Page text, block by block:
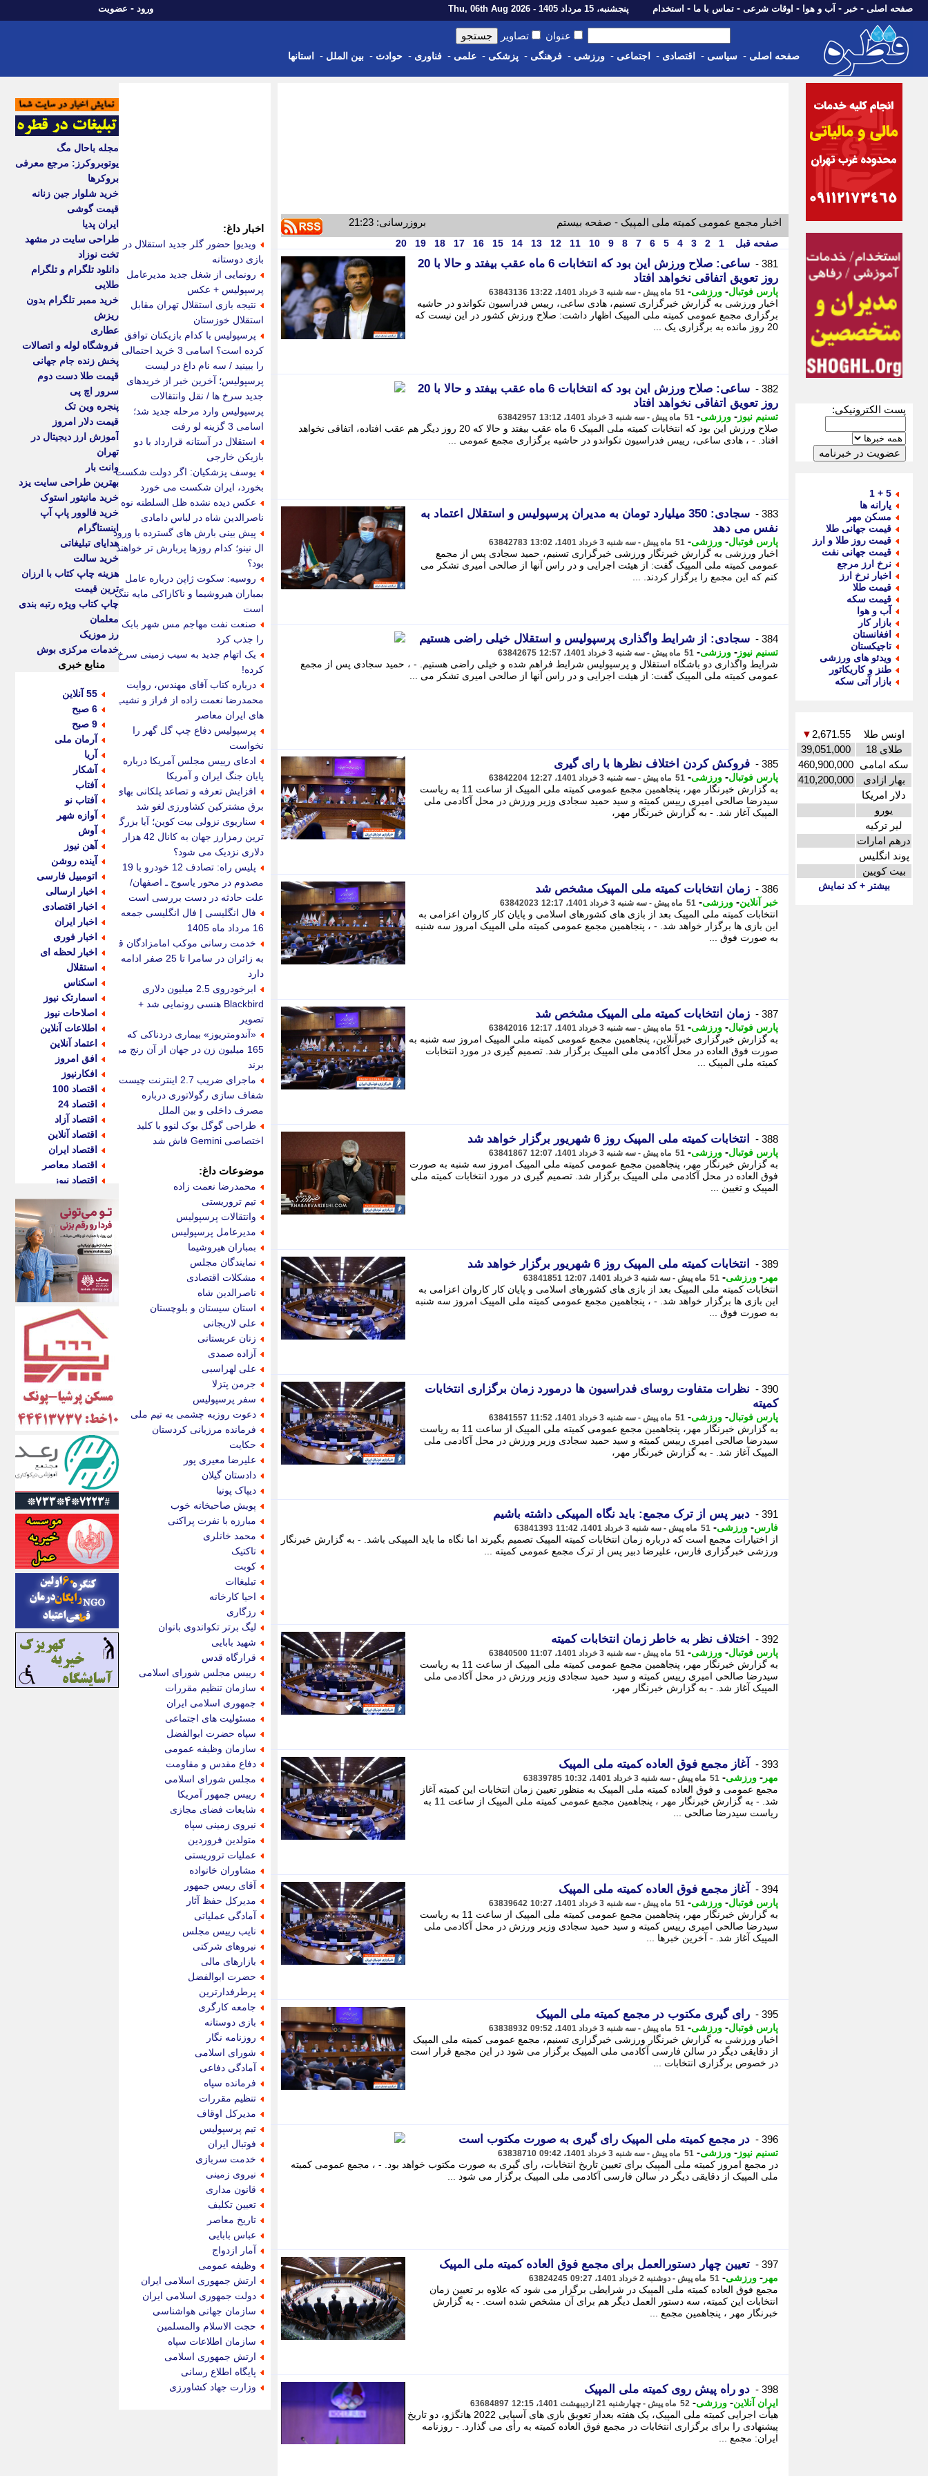
صفحه اصلی - خبر - آب و هوا - اوقات شرعی - تماس با ما - استخدام پنجشنبه، 15 مرداد 1405 - Thu, 06th Aug 2026 ورود - عضویت
عنوان تصاویر
صفحه اصلی - سیاسی - اقتصادی - اجتماعی - ورزشی - فرهنگی - پزشکی - علمی - فناوری - حوادث - بین الملل - استانها
پست الکترونیکی:
5 + 1
یارانه ها
مسکن مهر
قیمت جهانی طلا
قیمت روز طلا و ارز
قیمت جهانی نفت
نرخ ارز مرجع
اخبار نرخ ارز
قیمت طلا
قیمت سکه
آب و هوا
بازار کار
افغانستان
تاجیکستان
ویدئو های ورزشی
طنز و کاریکاتور
بازار آتی سکه
اونس طلا 2,671.55
▼
طلای 18
39,051,000
سکه امامی 460,900,000
بهار ازادی
410,200,000
دلار امریکا
یورو
لیر ترکیه
درهم امارات
پوند انگلیس
بیت کویین
بیشتر + کد نمایش
اخبار مجمع عمومی کمیته ملی المپیک - صفحه بیستم بروزرسانی: 21:23
صفحه قبل 1
2
3
4
5
6
7
8
9
10
11
12
13
14
15
16
17
18
19
20
381 -
ساعی: صلاح ورزش این بود که انتخابات 6 ماه عقب بیفتد و حالا با 20
روز تعویق اتفاقی نخواهد افتاد
پارس فوتبال- ورزشی- 51 ماه پیش - سه شنبه 3 خرداد 1401، 13:22 63843136
اخبار ورزشی به گزارش خبرگزاری تسنیم، هادی ساعی، رییس فدراسیون تکواندو در حاشیه
برگزاری مجمع عمومی کمیته ملی المپیک اظهار داشت: صلاح ورزش کشور در این نیست که
20 روز مانده به برگزاری یک ...
382 -
ساعی: صلاح ورزش این بود که انتخابات 6 ماه عقب بیفتد و حالا با 20
روز تعویق اتفاقی نخواهد افتاد
تسنیم نیوز - ورزشی- 51 ماه پیش - سه شنبه 3 خرداد 1401، 13:12 63842957
صلاح ورزش این بود که انتخابات کمیته ملی المپیک 6 ماه عقب بیفتد و حالا که 20 روز دیگر هم عقب افتاده، اتفاقی نخواهد
افتاد. - ، هادی ساعی، رییس فدراسیون تکواندو در حاشیه برگزاری مجمع عمومی ...
383 -
سجادی: 350 میلیارد تومان به مدیران پرسپولیس و استقلال اعتماد به
نفس می دهد
پارس فوتبال- ورزشی- 51 ماه پیش - سه شنبه 3 خرداد 1401، 13:02 63842783
اخبار ورزشی به گزارش خبرنگار ورزشی خبرگزاری تسنیم، حمید سجادی پس از مجمع
عمومی کمیته ملی المپیک گفت: از هیئت اجرایی و در راس آنها از صالحی امیری تشکر می
کنم که این مجمع را برگزار کردند. ...
384 - سجادی: از شرایط واگذاری پرسپولیس و استقلال خیلی راضی هستیم
تسنیم نیوز - ورزشی- 51 ماه پیش - سه شنبه 3 خرداد 1401، 12:57 63842675
شرایط واگذاری دو باشگاه استقلال و پرسپولیس شرایط فراهم شده و خیلی راضی هستیم. - ، حمید سجادی پس از مجمع
عمومی کمیته ملی المپیک گفت: از هیئت اجرایی و در راس آنها از صالحی امیری تشکر می ...
385 - فروکش کردن اختلاف نظرها با رای گیری
پارس فوتبال- ورزشی- 51 ماه پیش - سه شنبه 3 خرداد 1401، 12:27 63842204
به گزارش خبرنگار مهر، پنجاهمین مجمع عمومی کمیته ملی المپیک از ساعت 11 به ریاست
سیدرضا صالحی امیری رییس کمیته و سید حمید سجادی وزیر ورزش در محل آکادمی ملی
المپیک آغاز شد. - به گزارش خبرنگار مهر،
386 - زمان انتخابات کمیته ملی المپیک مشخص شد
خبر آنلاین- ورزشی- 51 ماه پیش - سه شنبه 3 خرداد 1401، 12:17 63842023
انتخابات کمیته ملی المپیک بعد از بازی های کشورهای اسلامی و پایان کار کاروان اعزامی به
این بازی ها برگزار خواهد شد. - ، پنجاهمین مجمع عمومی کمیته ملی المپیک امروز سه شنبه
به صورت فوق ...
387 - زمان انتخابات کمیته ملی المپیک مشخص شد
پارس فوتبال- ورزشی- 51 ماه پیش - سه شنبه 3 خرداد 1401، 12:17 63842016
به گزارش خبرگزاری خبرآنلاین، پنجاهمین مجمع عمومی کمیته ملی المپیک امروز سه شنبه به
صورت فوق العاده در محل آکادمی ملی المپیک برگزار شد. تصمیم گیری در مورد انتخابات
کمیته ملی المپیک ...
388 - انتخابات کمیته ملی المپیک روز 6 شهریور برگزار خواهد شد
پارس فوتبال- ورزشی- 51 ماه پیش - سه شنبه 3 خرداد 1401، 12:07 63841867
به گزارش خبرنگار مهر، پنجاهمین مجمع عمومی کمیته ملی المپیک امروز سه شنبه به صورت
فوق العاده در محل آکادمی ملی المپیک برگزار شد. تصمیم گیری در مورد انتخابات کمیته ملی
المپیک و تغیین ...
389 - انتخابات کمیته ملی المپیک روز 6 شهریور برگزار خواهد شد
مهر - ورزشی- 51 ماه پیش - سه شنبه 3 خرداد 1401، 12:07 63841851
انتخابات کمیته ملی المپیک بعد از بازی های کشورهای اسلامی و پایان کار کاروان اعزامی به
این بازی ها برگزار خواهد شد. - ، پنجاهمین مجمع عمومی کمیته ملی المپیک امروز سه شنبه
به صورت فوق ...
390 -
نظرات متفاوت روسای فدراسیون ها درمورد زمان برگزاری انتخابات
کمیته
پارس فوتبال- ورزشی- 51 ماه پیش - سه شنبه 3 خرداد 1401، 11:52 63841557
به گزارش خبرنگار مهر، پنجاهمین مجمع عمومی کمیته ملی المپیک از ساعت 11 به ریاست
سیدرضا صالحی امیری رییس کمیته و سید حمید سجادی وزیر ورزش در محل آکادمی ملی
المپیک آغاز شد. - به گزارش خبرنگار مهر،
391 - دبیر پس از ترک مجمع: باید نگاه المپیکی داشته باشیم
فارس- ورزشی- 51 ماه پیش - سه شنبه 3 خرداد 1401، 11:42 63841393
از اختیارات مجمع است که درباره زمان انتخابات کمیته المپیک تصمیم بگیرند اما نگاه ما باید المپیکی باشد. - به گزارش خبرنگار
ورزشی خبرگزاری فارس، علیرضا دبیر پس از ترک مجمع عمومی کمیته ...
392 - اختلاف نظر به خاطر زمان انتخابات کمیته
پارس فوتبال- ورزشی- 51 ماه پیش - سه شنبه 3 خرداد 1401، 11:07 63840500
به گزارش خبرنگار مهر، پنجاهمین مجمع عمومی کمیته ملی المپیک از ساعت 11 به ریاست
سیدرضا صالحی امیری رییس کمیته و سید حمید سجادی وزیر ورزش در محل آکادمی ملی
المپیک آغاز شد. - به گزارش خبرنگار مهر،
393 - آغاز مجمع فوق العاده کمیته ملی المپیک
مهر - ورزشی- 51 ماه پیش - سه شنبه 3 خرداد 1401، 10:32 63839785
مجمع عمومی و فوق العاده کمیته ملی المپیک به منظور تعیین زمان انتخابات این کمیته آغاز
شد. - به گزارش خبرنگار مهر ، پنجاهمین مجمع عمومی کمیته ملی المپیک از ساعت 11 به
ریاست سیدرضا صالحی ...
394 - آغاز مجمع فوق العاده کمیته ملی المپیک
پارس فوتبال- ورزشی- 51 ماه پیش - سه شنبه 3 خرداد 1401، 10:27 63839642
به گزارش خبرنگار مهر، پنجاهمین مجمع عمومی کمیته ملی المپیک از ساعت 11 به ریاست
سیدرضا صالحی امیری رییس کمیته و سید حمید سجادی وزیر ورزش در محل آکادمی ملی
المپیک آغاز شد. - آخرین خبرها ...
395 - رای گیری مکتوب در مجمع کمیته ملی المپیک
پارس فوتبال- ورزشی- 51 ماه پیش - سه شنبه 3 خرداد 1401، 09:52 63838932
اخبار ورزشی به گزارش خبرنگار ورزشی خبرگزاری تسنیم، مجمع عمومی کمیته ملی المپیک
از دقایقی دیگر در سالن فارسی آکادمی ملی المپیک برگزار می شود در این مجمع قرار است
در خصوص برگزاری انتخابات ...
396 - در مجمع کمیته ملی المپیک رای گیری به صورت مکتوب است
تسنیم نیوز - ورزشی- 51 ماه پیش - سه شنبه 3 خرداد 1401، 09:42 63838710
در مجمع امروز کمیته ملی المپیک برای تعیین تاریخ انتخابات، رای گیری به صورت مکتوب خواهد بود. - ، مجمع عمومی کمیته
ملی المپیک از دقایقی دیگر در سالن فارسی آکادمی ملی المپیک برگزار می شود ...
397 - تعیین چهار دستورالعمل برای مجمع فوق العاده کمیته ملی المپیک
مهر - ورزشی- 51 ماه پیش - دوشنبه 2 خرداد 1401، 09:27 63824245
مجمع فوق العاده کمیته ملی المپیک در شرایطی برگزار می شود که علاوه بر تعیین زمان
انتخابات این کمیته، سه دستور العمل دیگر هم برای آن مشخص شده است. - به گزارش
خبرنگار مهر ، پنجاهمین مجمع ...
398 - دو راه پیش روی کمیته ملی المپیک
ایران آنلاین- ورزشی- 52 ماه پیش - چهارشنبه 21 اردیبهشت 1401، 12:15 63684897
هیأت اجرایی کمیته ملی المپیک، یک هفته بعداز تعویق بازی های آسیایی 2022 هانگژو، دو تاریخ
پیشنهادی را برای برگزاری انتخابات در مجمع فوق العاده کمیته به رأی می گذارد. - روزنامه
ایران: مجمع ...
اخبار داغ:
ویدیو| حضور گلر جدید استقلال در
بازی دوستانه
رونمایی از شغل جدید مدیرعامل
پرسپولیس + عکس
نتیجه بازی استقلال تهران مقابل
استقلال خوزستان
پرسپولیس با کدام بازیکنان توافق
کرده است؟ اسامی 3 خرید احتمالی
را ببینید / سه نام داغ در لیست
پرسپولیس؛ آخرین خبر از خریدهای
جدید سرخ ها / نقل وانتقالات
پرسپولیس وارد مرحله جدید شد؛
اسامی 3 گزینه لو رفت
استقلال در آستانه قرارداد با دو
بازیکن خارجی
یوسف پزشکیان: اگر دولت شکست
بخورد، ایران شکست می خورد
عکس دیده نشده ظل السلطنه نوه
ناصرالدین شاه در لباس دامادی
پیش بینی بارش های گسترده با ورود
ال نینو؛ کدام روزها پربارش تر خواهند
بود؟
روسیه: سکوت ژاپن درباره عامل
بمباران هیروشیما و ناکازاکی مایه ننگ
است
صنعت نفت مهاجم مس شهر بابک
را جذب کرد
یک اتهام جدید به سیب زمینی سرخ
کرده!
درباره کتاب آقای مهندس، روایت
محمدرضا نعمت زاده از فراز و نشیب
های ایران معاصر
پرسپولیس دفاع چپ گل گهر را
نخواست
ادعای رییس مجلس آمریکا درباره
پایان جنگ ایران و آمریکا
افزایش تعرفه و تصاعد پلکانی بهای
برق مشترکین کشاورزی لغو شد
سناریوی نزولی بیت کوین؛ آیا بزرگ
ترین رمزارز جهان به کانال 42 هزار
دلاری نزدیک می شود؟
پلیس راه: تصادف 12 خودرو با 19
مصدوم در محور یاسوج ـ اصفهان/
علت حادثه در دست بررسی است
فال انگلیسی | فال انگلیسی جمعه
16 مرداد ماه 1405
خدمت رسانی موکب امامزادگان قم
به زائران در سامرا تا 25 صفر ادامه
دارد
ابرخودروی 2.5 میلیون دلاری
Blackbird هنسی رونمایی شد +
تصویر
«آندومتریوز» بیماری دردناکی که
165 میلیون زن در جهان از آن رنج می
برند
ماجرای ضریب 2.7 اینترنت چیست؟
شفاف سازی رگولاتوری درباره
مصرف داخلی و بین الملل
طراحی گوگل بوک لنوو با کلید
اختصاصی Gemini فاش شد
موضوعات داغ:
محمدرضا نعمت زاده
تیم تروریستی
وانتقالات پرسپولیس
مدیرعامل پرسپولیس
بمباران هیروشیما
نمایندگان مجلس
مشکلات اقتصادی
ناصرالدین شاه
استان سیستان و بلوچستان
علی لاریجانی
زنان عربستانی
آزاده صمدی
علی لهراسبی
جرمن پتزلا
سفر پرسپولیس
دعوت روزبه چشمی به تیم ملی
فرمانده مرزبانی کردستان
حکایت
علیرضا معیری پور
دادستان گیلان
دیپاک پونیا
پویش صاحبخانه خوب
مبارزه با نفرت پراکنی
محمد خانلری
تاکتیک
کوبت
تبلیغاات
احیا کارخانه
رزگاری
لیگ برتر تکواندوی بانوان
شهید بابایی
قرارگاه قدس
رییس مجلس شورای اسلامی
سازمان تنظیم مقررات
جمهوری اسلامی ایران
مسئولیت های اجتماعی
سپاه حضرت ابوالفضل
سازمان وظیفه عمومی
دفاع مقدس و مقاومت
مجلس شورای اسلامی
رییس جمهور آمریکا
شایعات فضای مجازی
نیروی زمینی سپاه
متولدین فروردین
عملیات تروریستی
مشاوران خانواده
آقای رییس جمهور
مدیرکل حفظ آثار
آمادگی عملیاتی
نایب رییس مجلس
نیروهای شرکتی
بازارهای مالی
حضرت ابوالفضل
پرطرفدارترین
جامعه کارگری
بازی دوستانه
روزنامه نگار
شورای اسلامی
آمادگی دفاعی
فرمانده سپاه
تنظیم مقررات
مدیرکل اوقاف
تیم پرسپولیس
فوتبال ایران
خدمت سربازی
نیروی زمینی
قانون مداری
تعیین تکلیف
تاریخ معاصر
عباس بابایی
آمار ازدواج
وظیفه عمومی
ارتش جمهوری اسلامی ایران
دولت جمهوری اسلامی ایران
سازمان جهانی هواشناسی
حجت الاسلام والمسلمین
سازمان اطلاعات سپاه
ارتش جمهوری اسلامی
پایگاه اطلاع رسانی
وزارت جهاد کشاورزی
مجله باحال مگ
یوتوبروکرز: مرجع معرفی
بروکرها
خرید شلوار جین زنانه
قیمت گوشی
ایران پدیا
طراحی سایت در مشهد
تخت نوزاد
دانلود تلگرام و تلگرام
طلایی
خرید ممبر تلگرام بدون
ریزش
عطاری
فروشگاه لوله و اتصالات
پخش زنده جام جهانی
قیمت طلا دست دوم
سرور اچ پی
پنجره وین تک
قیمت دلار امروز
آموزش ارز دیجیتال در
تهران
وانت بار
بهترین طراحی سایت یزد
خرید مانیتور استوک
خرید فالوور پاپ آپ
اینستاگرام
هدایای تبلیغاتی
خرید سالت
هزینه چاپ کتاب با ارزان
ترین قیمت
چاپ کتاب ویژه رتبه بندی
معلمان
رز موزیک
خدمات مرکزی بوش
منابع خبری
55 آنلاین
6 صبح
9 صبح
آرمان ملی
آریا
آشکار
آفتاب
آفتاب نو
آوازه شهر
آوش
آهن نیوز
آینده روشن
اتومبیل فارسی
اخبار ارسالی
اخبار اقتصادی
اخبار ایران
اخبار فوری
اخبار لحظه ای
استقلال
اسکناس
اسمارتک نیوز
اصلاحات نیوز
اطلاعات آنلاین
اعتماد آنلاین
افق امروز
افکارنیوز
اقتصاد 100
اقتصاد 24
اقتصاد آزاد
اقتصاد آنلاین
اقتصاد ایران
اقتصاد معاصر
اقتصاد نیوز
اکوفارس
اکونگار
اکونیوز
الف
انتشار آنلاین
اندیشه قرن
اندیشه معاصر
اندیشه ها
انرژی پرس
ای استخدام
ایتنا
ایراف
ایران آرت
ایران آنلاین
ایران زندگی
ایران فوری
ایرانی روز
ایرانیتال
ایرنا
ایسکانیوز
ایسنا
ایکنا
ایلنا
اینتیتر
ایونا نیوز
بازتاب آنلاین
باشگاه خبرنگاران
باغستان نیوز
بامبوک
ببین و بخون
بدینسان
بنکر